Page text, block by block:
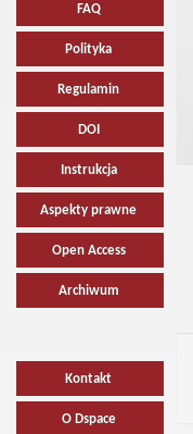
FAQ
Polityka
Regulamin
DOI
Instrukcja
Aspekty prawne
Open Access
Archiwum
Kontakt
O Dspace